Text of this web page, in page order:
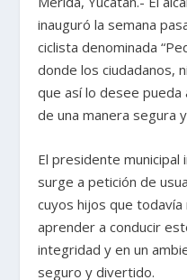
inauguró la semana
ciclista denominada
donde los ciudadanos,
que así lo desee
de una manera segura
El presidente
surge a petición de
cuyos hijos que
aprender a conducir
integridad y en un
seguro y divertido.